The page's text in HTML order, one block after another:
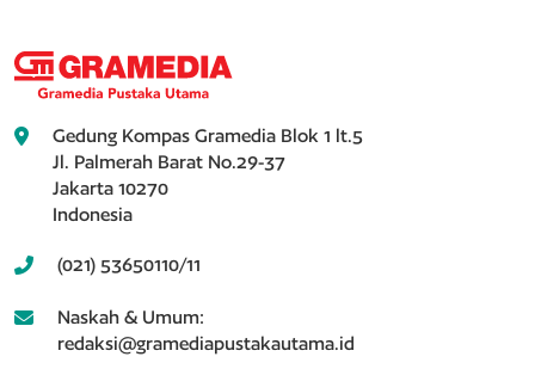
Gedung Kompas Gramedia Blok 1 lt.5
Jl. Palmerah Barat No.29-37
Jakarta 10270
Indonesia
(021) 53650110/11
Naskah & Umum:
redaksi@gramediapustakautama.id